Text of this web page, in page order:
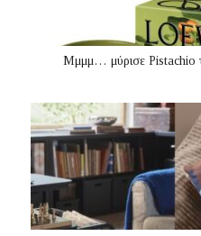
Μμμμ… μύρισε Pistachio